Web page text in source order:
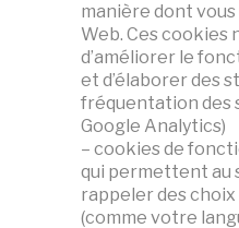
manière dont
Web. Ces
d’améliorer le
et d’élaborer des
fréquentation des
Google Analytics)
– cookies de
qui permettent au
rappeler des
(comme votre